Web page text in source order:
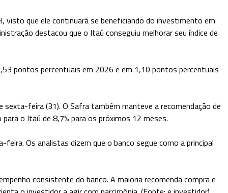
visto que ele continuará se beneficiando do investimento em
destacou que o Itaú conseguiu melhorar seu índice de
pontos percentuais em 2026 e em 1,10 pontos percentuais
feira (31). O Safra também manteve a recomendação de
o Itaú de 8,7% para os próximos 12 meses.
Os analistas dizem que o banco segue como a principal
consistente do banco. A maioria recomenda compra e